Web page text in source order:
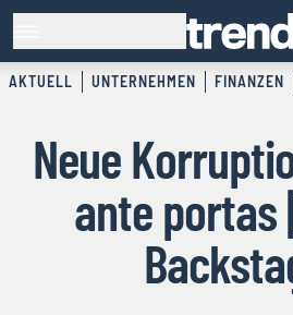
AKTUELL UNTERNEHMEN FINANZEN
Neue
ante